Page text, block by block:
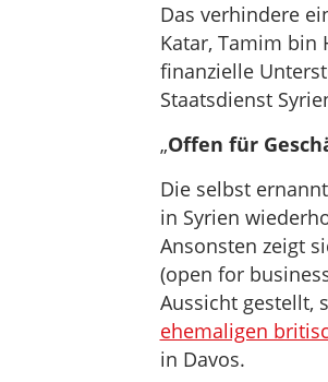
Das verhindere
Katar, Tamim bin
finanzielle
Staatsdienst
„Offen für
Die selbst
in Syrien
Ansonsten zeigt
(open for
Aussicht gestellt,
ehemaligen
in Davos.